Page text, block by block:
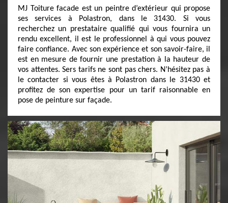
MJ Toiture facade est un peintre d’extérieur qui propose
ses services à Polastron, dans le 31430. Si vous
recherchez un prestataire qualifié qui vous fournira un
rendu excellent, il est le professionnel à qui vous pouvez
faire confiance. Avec son expérience et son savoir-faire, il
est en mesure de fournir une prestation à la hauteur de
vos attentes. Sers tarifs ne sont pas chers. N’hésitez pas à
le contacter si vous êtes à Polastron dans le 31430 et
profitez de son expertise pour un tarif raisonnable en
pose de peinture sur façade.